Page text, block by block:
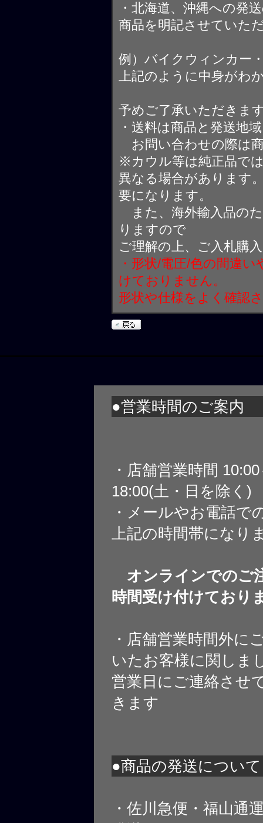
・北海道、沖縄への発
商品を明記させていた
例）バイクウィンカー
上記のように中身がわ
予めご了承いただきま
・送料は商品と発送地
お問い合わせの際は
※カウル等は純正品で
異なる場合があります
要になります。
また、海外輸入品の
りますので
ご理解の上、ご入札購
・形状/電圧/色の間違
けておりません。
形状や仕様をよく確認
●営業時間のご案内
・店舗営業時間
18:00(土・日を除く)
・メールやお電話で
上記の時間帯になり
オンラインでのご
時間受け付けており
・店舗営業時間外に
いたお客様に関しま
営業日にご連絡させ
きます
●商品の発送について
・佐川急便・福山通